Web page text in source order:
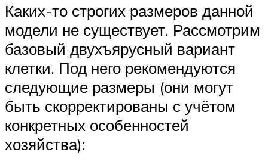
Каких-то строгих размеров данной
модели не существует. Рассмотрим
базовый двухъярусный вариант
клетки. Под него рекомендуются
следующие размеры (они могут
быть скорректированы с учётом
конкретных особенностей
хозяйства):